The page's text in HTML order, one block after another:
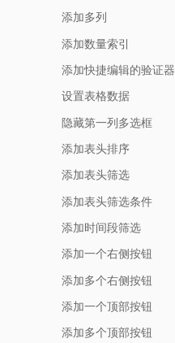
添加多列
添加数量索引
添加快捷编辑的验证器
设置表格数据
隐藏第一列多选框
添加表头排序
添加表头筛选
添加表头筛选条件
添加时间段筛选
添加一个右侧按钮
添加多个右侧按钮
添加一个顶部按钮
添加多个顶部按钮